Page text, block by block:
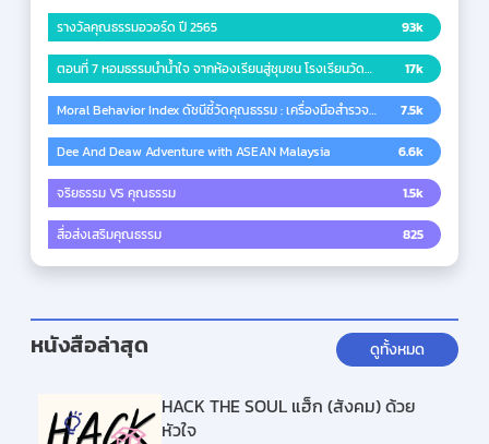
รางวัลคุณธรรมอวอร์ด ปี 2565 93k
ตอนที่ 7 หอมธรรมนำน้ำใจ จากห้องเรียนสู่ชุมชน โรงเรียนวัด
สวนดอก จังหวัดเชียงใหม่
17k
Moral Behavior Index ดัชนีชี้วัดคุณธรรม : เครื่องมือสำรวจ
พฤติกรรมของสังคม
7.5k
Dee And Deaw Adventure with ASEAN Malaysia 6.6k
จริยธรรม VS คุณธรรม 1.5k
สื่อส่งเสริมคุณธรรม 825
หนังสือล่าสุด ดูทั้งหมด
HACK THE SOUL แฮ็ก (สังคม) ด้วย
หัวใจ